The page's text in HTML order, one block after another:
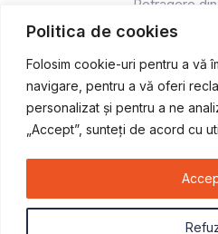
Politica de cookies
Folosim cookie-uri pentru a vă
navigare, pentru a vă oferi
personalizat și pentru a ne
„Accept”, sunteți de acord cu
Retragere
Copyright © 2026